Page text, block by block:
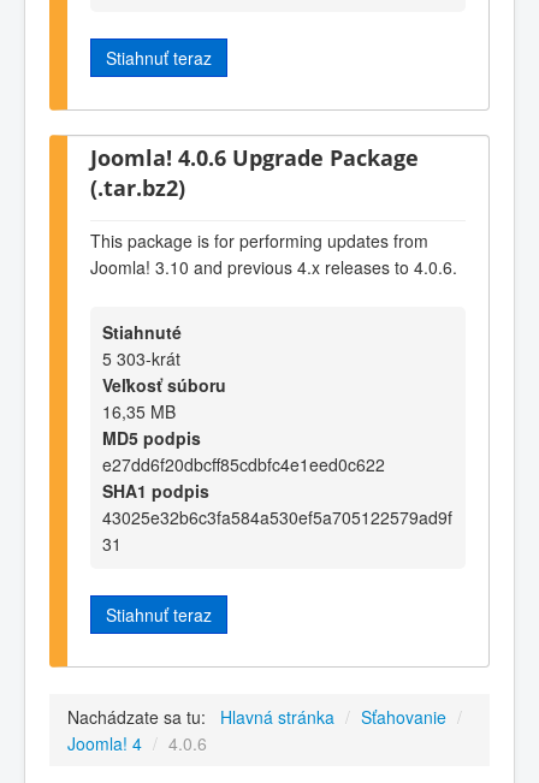
Stiahnuť teraz
Joomla! 4.0.6 Upgrade Package
(.tar.bz2)
This package is for performing updates from
Joomla! 3.10 and previous 4.x releases to 4.0.6.
Stiahnuté
5 303-krát
Veľkosť súboru
16,35 MB
MD5 podpis
e27dd6f20dbcff85cdbfc4e1eed0c622
SHA1 podpis
43025e32b6c3fa584a530ef5a705122579ad9f
31
Stiahnuť teraz
Nachádzate sa tu: Hlavná stránka / Sťahovanie /
Joomla! 4 / 4.0.6